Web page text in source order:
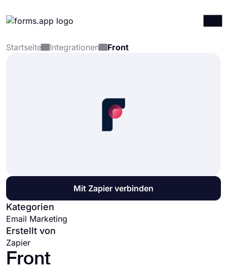
Produkte
Startseite Integrationen Front
Mit Zapier verbinden
Kategorien
Email Marketing
Erstellt von
Zapier
Front